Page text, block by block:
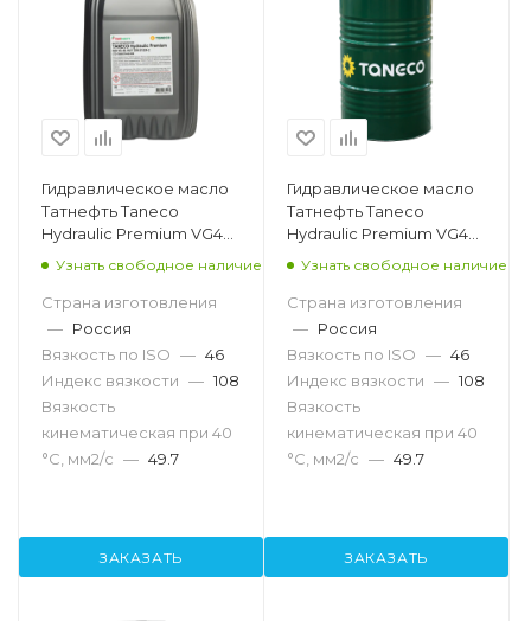
Гидравлическое масло
Татнефть Taneco
Hydraulic Premium VG46,
20лУзнать свободное наличие
Страна изготовления
— Россия
Вязкость по ISO — 46
Индекс вязкости — 108
Вязкость
кинематическая при 40
°С, мм2/с — 49.7
ЗАКАЗАТЬ
Гидравлическое масло
Татнефть Taneco
Hydraulic Premium VG46,
216.5л
Узнать свободное наличие
Страна изготовления
— Россия
Вязкость по ISO — 46
Индекс вязкости — 108
Вязкость
кинематическая при 40
°С, мм2/с — 49.7
ЗАКАЗАТЬ